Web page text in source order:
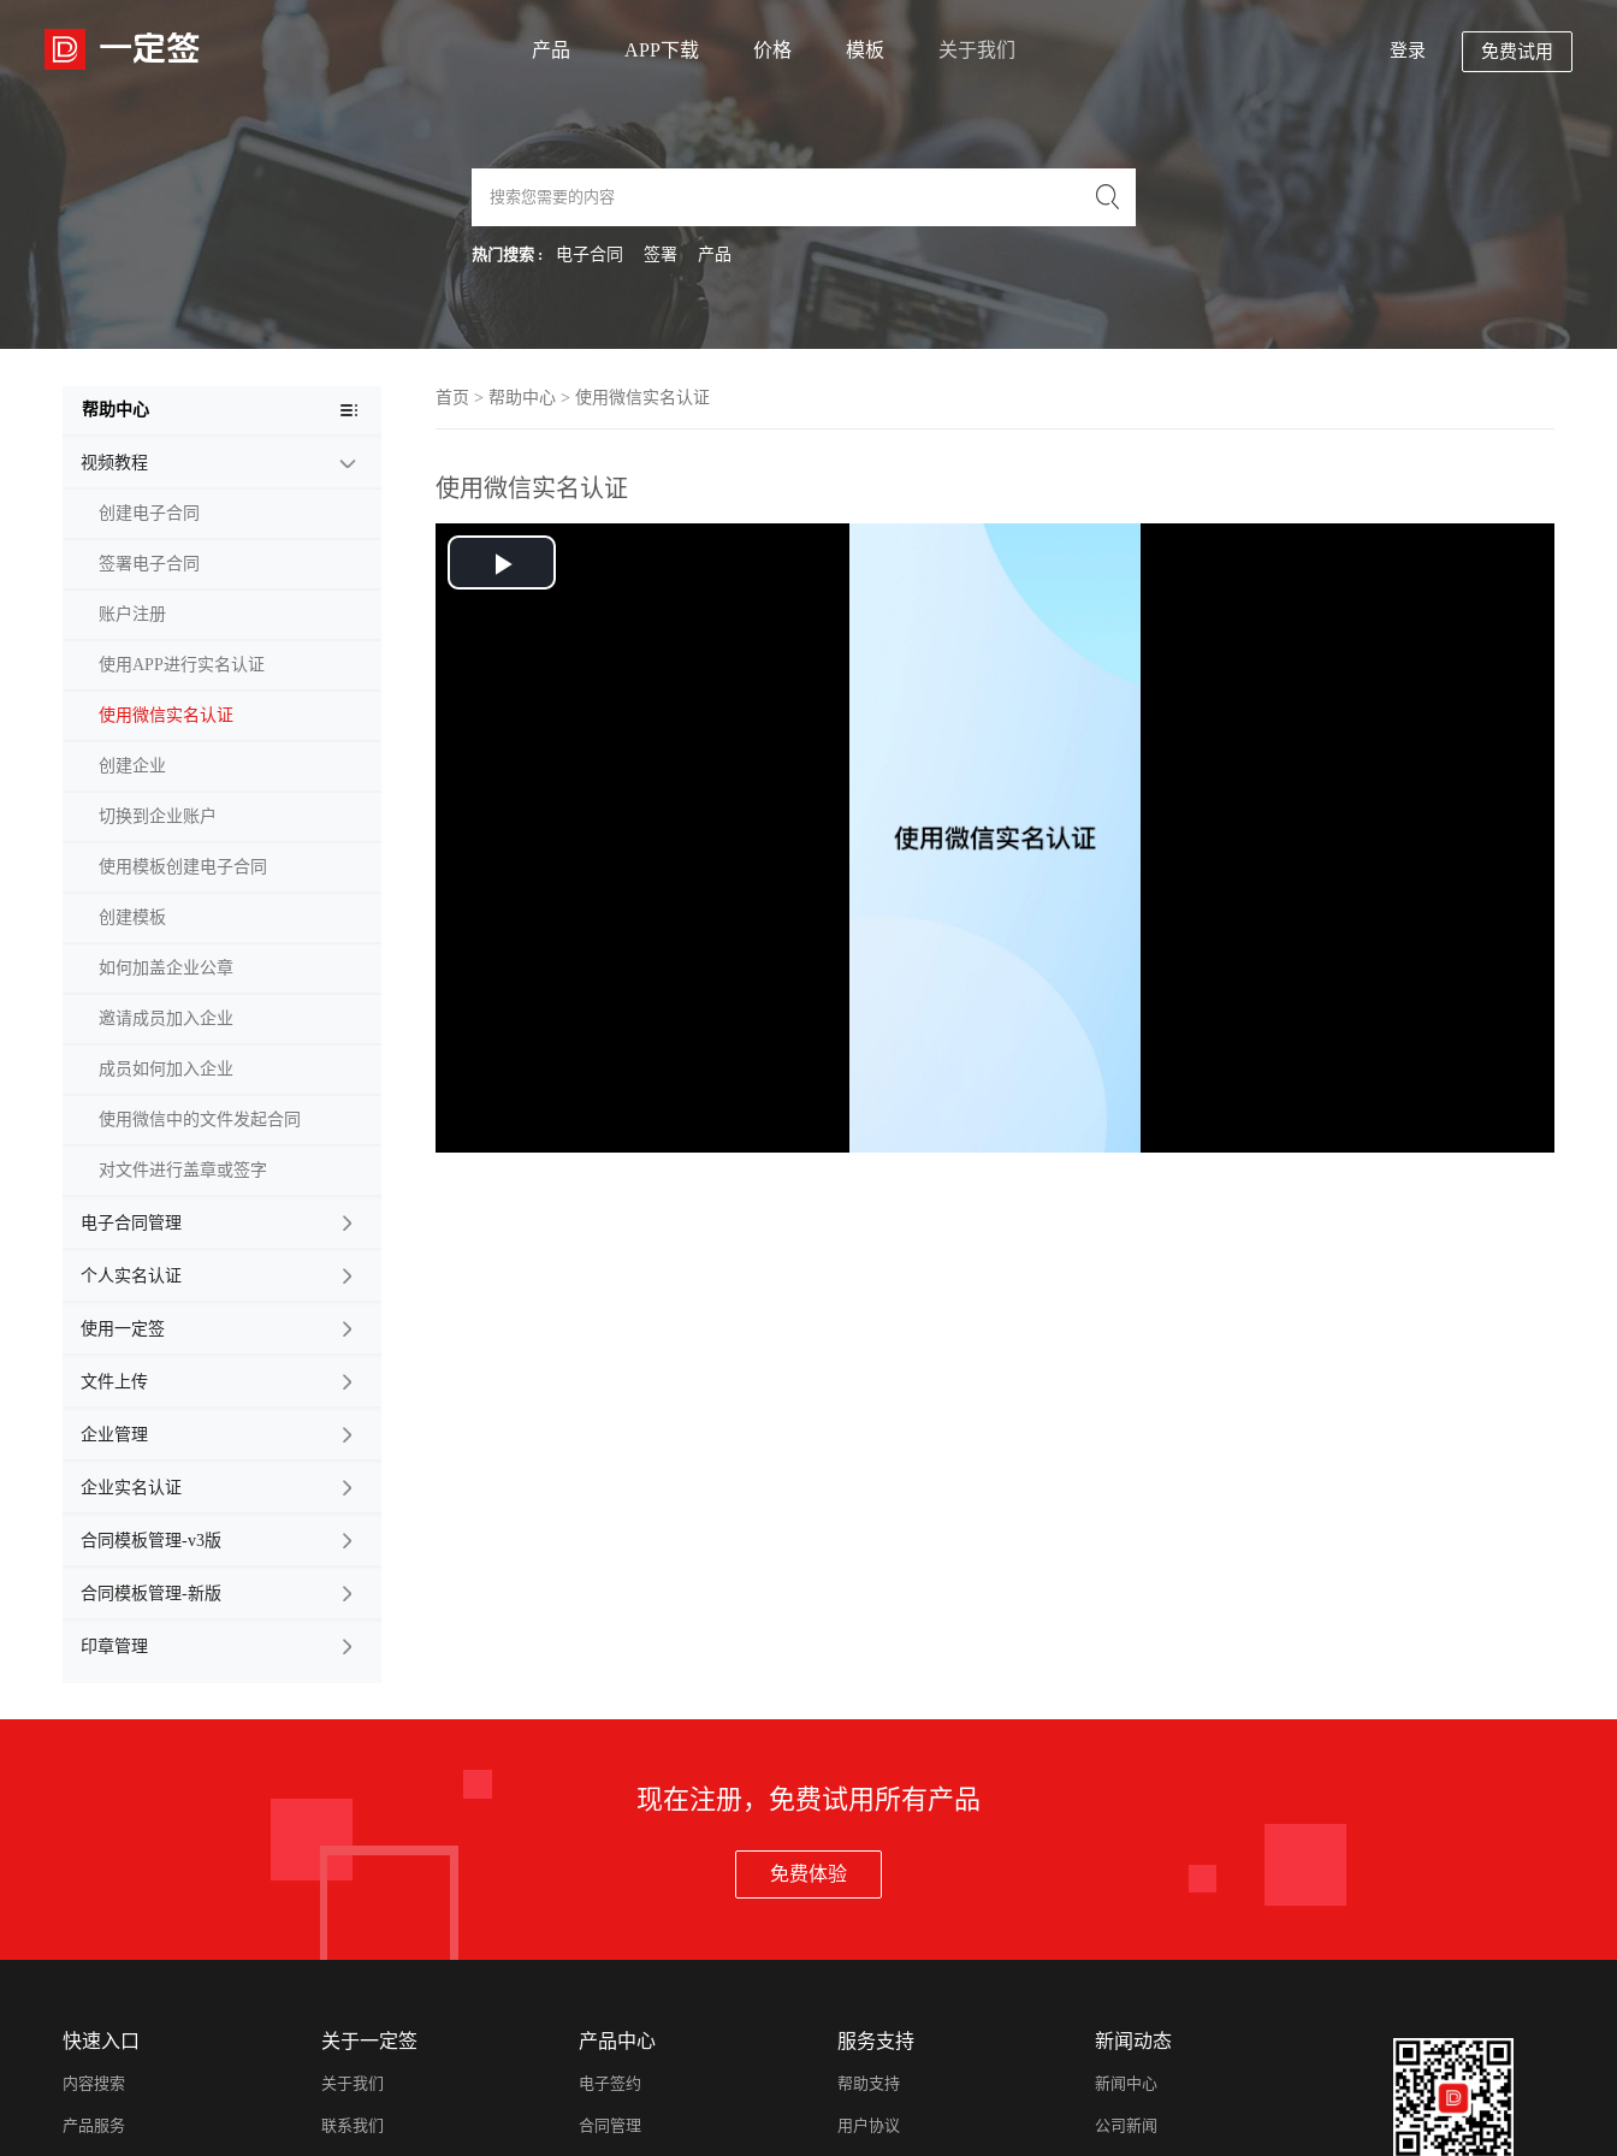
 产品 APP下载 价格 模板 关于我们 登录 免费试用
热门搜索 : 电子合同 签署 产品
帮助中心
视频教程 
创建电子合同
签署电子合同
账户注册
使用APP进行实名认证
使用微信实名认证
创建企业
切换到企业账户
使用模板创建电子合同
创建模板
如何加盖企业公章
邀请成员加入企业
成员如何加入企业
使用微信中的文件发起合同
对文件进行盖章或签字
电子合同管理 
个人实名认证 
使用一定签 
文件上传 
企业管理 
企业实名认证 
合同模板管理-v3版 
合同模板管理-新版 
印章管理 
首页 > 帮助中心 > 使用微信实名认证
使用微信实名认证
Play
现在注册，免费试用所有产品
免费体验
快速入口
内容搜索
产品服务
关于一定签
关于我们
联系我们
产品中心
电子签约
合同管理
服务支持
帮助支持
用户协议
新闻动态
新闻中心
公司新闻